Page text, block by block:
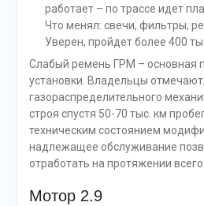
работает – по трассе идет
Что менял: свечи, фильтры,
Уверен, пройдет более 400
Слабый ремень ГРМ – основная
установки. Владельцы
газораспределительного
строя спустя 50-70 тыс. км
техническим состоянием
надлежащее обслуживание
отработать на протяжении
Мотор 2.9